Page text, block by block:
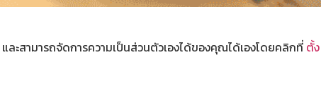
และสามารถจัดการความเป็นส่วนตัวเองได้ของคุณได้เองโดยคลิกที่ ตั้ง